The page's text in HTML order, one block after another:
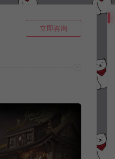
立即咨询